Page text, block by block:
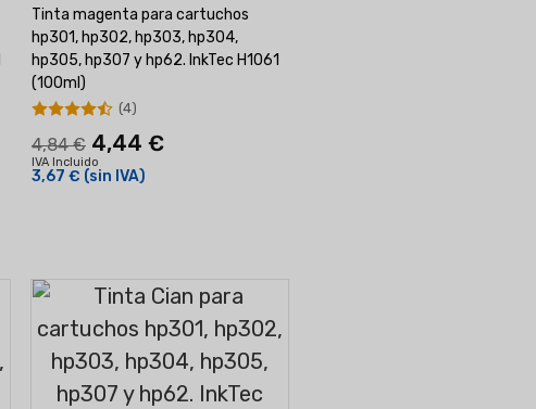
Tinta magenta para cartuchos
hp301, hp302, hp303, hp304,
hp305, hp307 y hp62. InkTec H1061
(100ml)
4,84 € 4,44 €
IVA Incluido
3,67 € (sin IVA)
(4)